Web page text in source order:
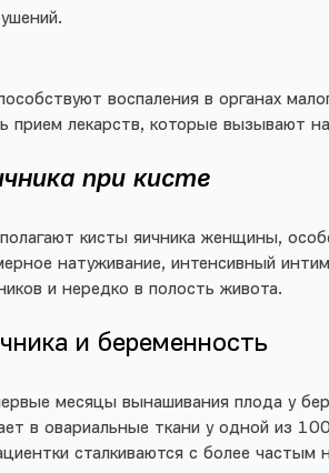
воспаления в органах
прием лекарств, которые вызывают
при кисте
кисты яичника женщины,
натуживание, интенсивный
и нередко в полость живота.
и беременность
месяцы вынашивания плода у
в овариальные ткани у одной из
сталкиваются с более